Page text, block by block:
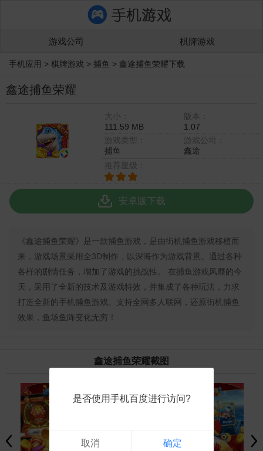
游戏公司 棋牌游戏
手机应用 > 棋牌游戏 > 捕鱼 > 鑫途捕鱼荣耀下载
鑫途捕鱼荣耀
大小：
111.59 MB
版本：
1.07
游戏类型：
捕鱼
游戏公司：
鑫途
推荐星级：
安卓版下载
《鑫途捕鱼荣耀》是一款捕鱼游戏，是由街机捕鱼游戏移植而
来，游戏场景采用全3D制作，以深海作为游戏背景。通过各种
各样的剧情任务，增加了游戏的挑战性。 在捕鱼游戏风靡的今
天，采用了全新的技术及游戏特效，并集成了各种玩法，力求
打造全新的手机捕鱼游戏。支持全网多人联网，还原街机捕鱼
效果，鱼场鱼阵变化无穷！
鑫途捕鱼荣耀截图
是否使用手机百度进行访问?
取消 确定